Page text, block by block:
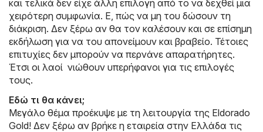
και τελικά δεν είχε άλλη επιλογή από το να δεχθεί μια
χειρότερη συμφωνία. Ε, πώς να μη του δώσουν τη
διάκριση. Δεν ξέρω αν θα τον καλέσουν και σε επίσημη
εκδήλωση για να του απονείμουν και βραβείο. Τέτοιες
επιτυχίες δεν μπορούν να περνάνε απαρατήρητες.
Έτσι οι λαοί νιώθουν υπερήφανοι για τις επιλογές
τους.
Εδώ τι θα κάνει;
Μεγάλο θέμα προέκυψε με τη λειτουργία της Eldorado
Gold! Δεν ξέρω αν βρήκε η εταιρεία στην Ελλάδα τις